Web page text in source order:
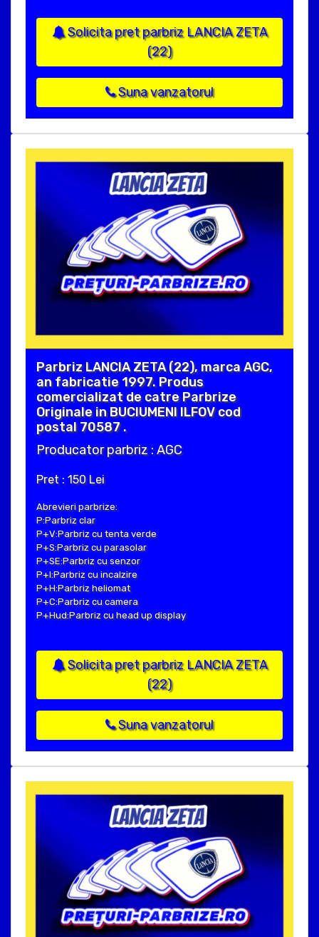
Solicita pret parbriz LANCIA ZETA
(22)
Suna vanzatorul
Parbriz LANCIA ZETA (22), marca AGC,
an fabricatie 1997. Produs
comercializat de catre Parbrize
Originale in BUCIUMENI ILFOV cod
postal 70587 .
Producator parbriz : AGC
Pret : 150 Lei
Abrevieri parbrize:
P:Parbriz clar
P+V:Parbriz cu tenta verde
P+S:Parbriz cu parasolar
P+SE:Parbriz cu senzor
P+I:Parbriz cu incalzire
P+H:Parbriz heliomat
P+C:Parbriz cu camera
P+Hud:Parbriz cu head up display
Solicita pret parbriz LANCIA ZETA
(22)
Suna vanzatorul